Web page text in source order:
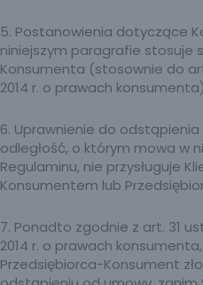
5. Postanowienia dotyczące
niniejszym paragrafie stosuje
Konsumenta (stosownie do
2014 r. o prawach
6. Uprawnienie do
odległość, o którym mowa w
Regulaminu, nie przysługuje
Konsumentem lub
7. Ponadto zgodnie z art. 31
2014 r. o prawach
Przedsiębiorca-Konsument